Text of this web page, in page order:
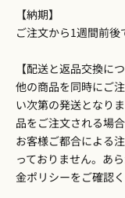
【納期】
ご注文から1週間前後
【配送と返品交換につ
他の商品を同時にご
い次第の発送となり
品をご注文される場
お客様ご都合による
っておりません。あ
金ポリシーをご確認く